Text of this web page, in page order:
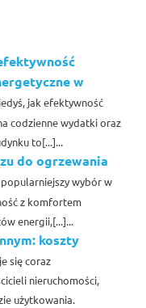
w
jak efektywność
codzienne wydatki oraz
to[...]...
do ogrzewania
wybór w
z komfortem
energii,[...]...
koszty
się coraz
nieruchomości,
użytkowania.